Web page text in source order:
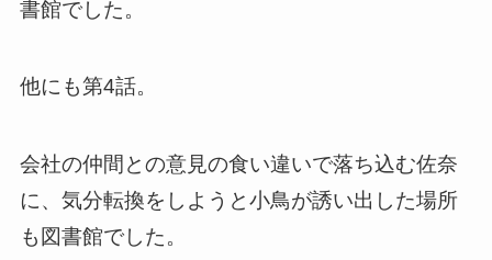
書館でした。
他にも第4話。
会社の仲間との意見の食い違いで落ち込む佐奈
に、気分転換をしようと小鳥が誘い出した場所
も図書館でした。